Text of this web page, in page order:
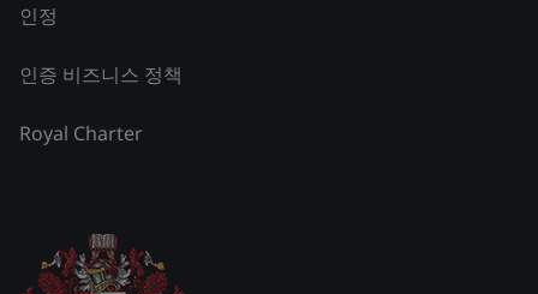
인정
인증 비즈니스 정책
Royal Charter